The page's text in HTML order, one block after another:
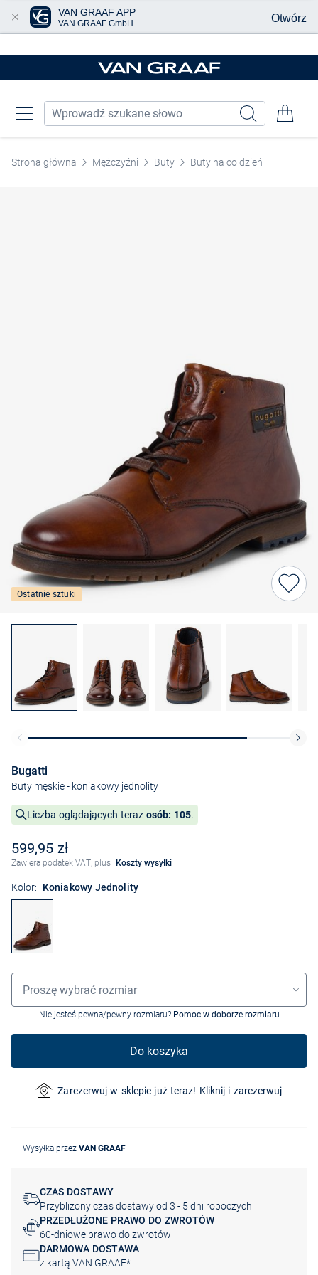
Strona główna Mężczyźni Buty Buty na co dzień
Ostatnie sztuki
Bugatti
Buty męskie- koniakowy jednolity
Liczba oglądających teraz osób: 105.
599,95 zł
Zawiera podatek VAT, plus Koszty wysyłki
Kolor: Koniakowy Jednolity
Wybór rozmiaru
Proszę wybrać rozmiar
Nie jesteś pewna/pewny rozmiaru? Pomoc w doborze rozmiaru
Do koszyka
Zarezerwuj w sklepie już teraz! Kliknij i zarezerwuj
Wysyłka przez VAN GRAAF
CZAS DOSTAWY
Przybliżony czas dostawy od 3 - 5 dni roboczych
PRZEDŁUŻONE PRAWO DO ZWROTÓW
60-dniowe prawo do zwrotów
DARMOWA DOSTAWA
z kartą VAN GRAAF*
VAN GRAAF APP
VAN GRAAF GmbH Otwórz